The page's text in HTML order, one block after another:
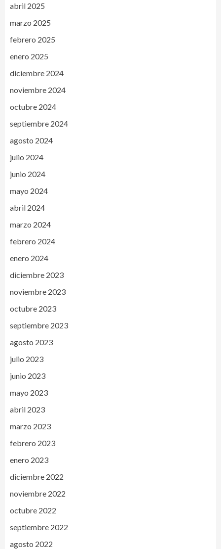
abril 2025
marzo 2025
febrero 2025
enero 2025
diciembre 2024
noviembre 2024
octubre 2024
septiembre 2024
agosto 2024
julio 2024
junio 2024
mayo 2024
abril 2024
marzo 2024
febrero 2024
enero 2024
diciembre 2023
noviembre 2023
octubre 2023
septiembre 2023
agosto 2023
julio 2023
junio 2023
mayo 2023
abril 2023
marzo 2023
febrero 2023
enero 2023
diciembre 2022
noviembre 2022
octubre 2022
septiembre 2022
agosto 2022